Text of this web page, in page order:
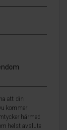
att din
kommer
härmed
helst avsluta